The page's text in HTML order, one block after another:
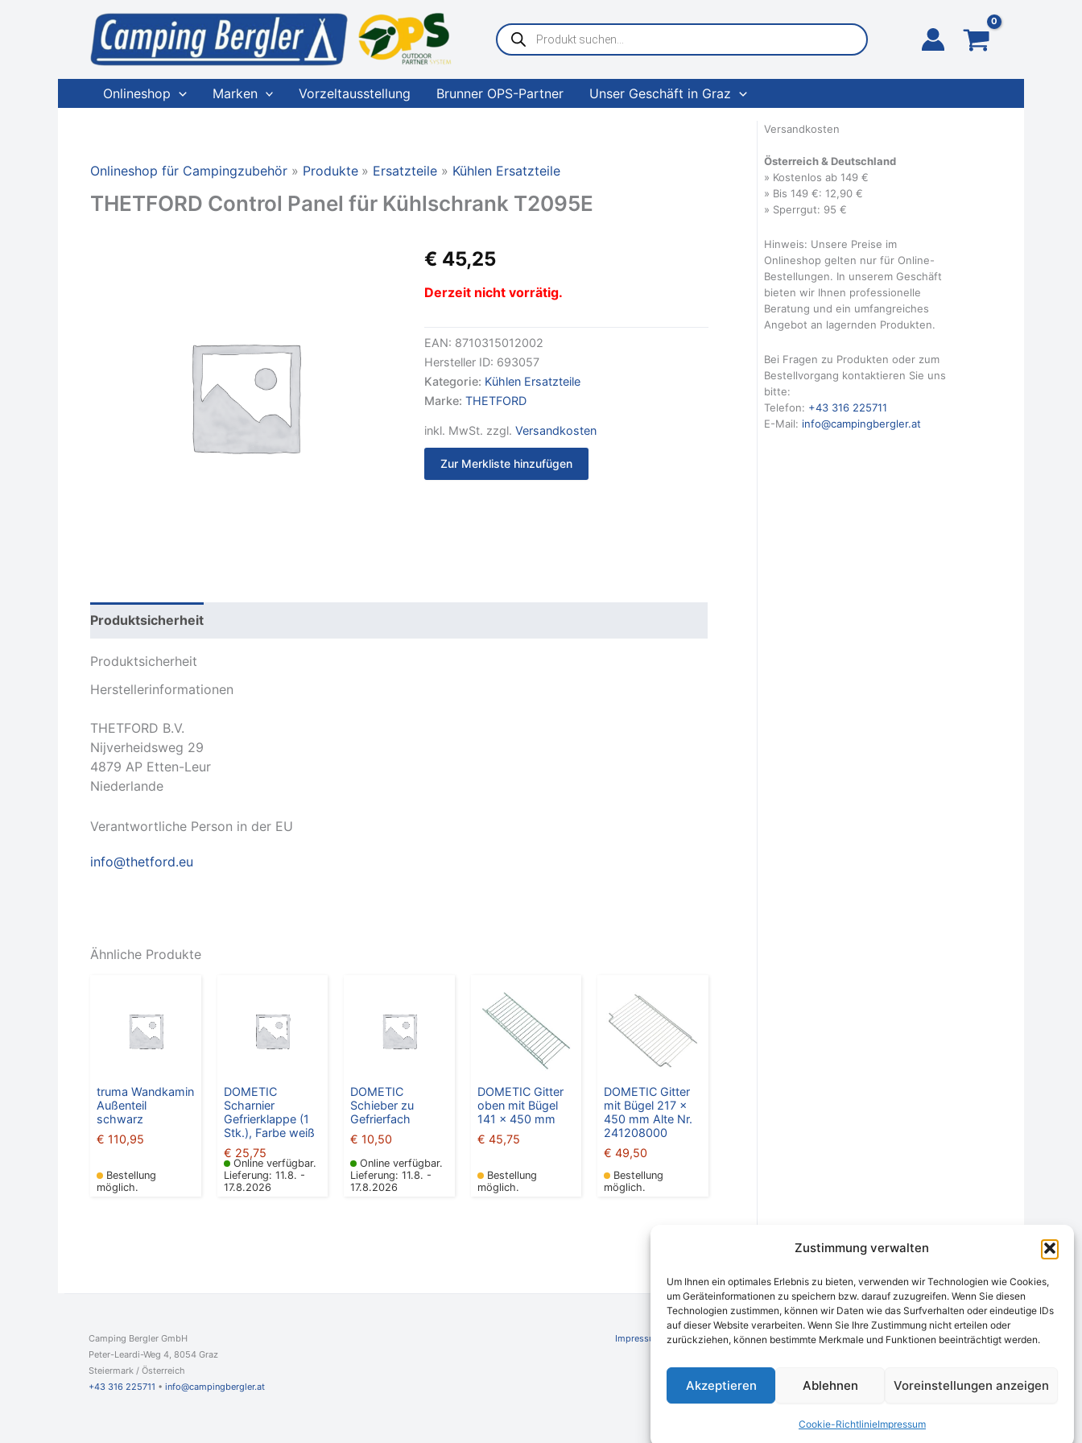
Zustimmung verwalten
Um Ihnen ein optimales Erlebnis zu bieten, verwenden wir Technologien wie Cookies,
um Geräteinformationen zu speichern bzw. darauf zuzugreifen. Wenn Sie diesen
Technologien zustimmen, können wir Daten wie das Surfverhalten oder eindeutige IDs
auf dieser Website verarbeiten. Wenn Sie Ihre Zustimmung nicht erteilen oder
zurückziehen, können bestimmte Merkmale und Funktionen beeinträchtigt werden.
Akzeptieren Ablehnen Voreinstellungen anzeigen
Cookie-RichtlinieImpressum
Products
search
Onlineshop Marken Vorzeltausstellung Brunner OPS-Partner Unser Geschäft in Graz
Onlineshop für Campingzubehör Produkte Ersatzteile Kühlen Ersatzteile
THETFORD Control Panel für Kühlschrank T2095E
€ 45,25
Derzeit nicht vorrätig.
EAN: 8710315012002
Hersteller ID: 693057
Kategorie: Kühlen Ersatzteile
Marke: THETFORD
inkl. MwSt. zzgl. Versandkosten
Zur Merkliste hinzufügen
Produktsicherheit
Produktsicherheit
Herstellerinformationen
THETFORD B.V.
Nijverheidsweg 29
4879 AP Etten-Leur
Niederlande
Verantwortliche Person in der EU
info@thetford.eu
Ähnliche Produkte
truma Wandkamin
Außenteil
schwarz
€ 110,95
Bestellung
möglich.
DOMETIC
Scharnier
Gefrierklappe (1
Stk.), Farbe weiß
€ 25,75
Online verfügbar.
Lieferung: 11.8. -
17.8.2026
DOMETIC
Schieber zu
Gefrierfach
€ 10,50
Online verfügbar.
Lieferung: 11.8. -
17.8.2026
DOMETIC Gitter
oben mit Bügel
141 x 450 mm
€ 45,75
Bestellung
möglich.
DOMETIC Gitter
mit Bügel 217 x
450 mm Alte Nr.
241208000
€ 49,50
Bestellung
möglich.
Versandkosten
Österreich & Deutschland
» Kostenlos ab 149 €
» Bis 149 €: 12,90 €
» Sperrgut: 95 €
Hinweis: Unsere Preise im
Onlineshop gelten nur für Online-
Bestellungen. In unserem Geschäft
bieten wir Ihnen professionelle
Beratung und ein umfangreiches
Angebot an lagernden Produkten.
Bei Fragen zu Produkten oder zum
Bestellvorgang kontaktieren Sie uns
bitte:
Telefon: +43 316 225711
E-Mail: info@campingbergler.at
Camping Bergler GmbH
Peter-Leardi-Weg 4, 8054 Graz
Steiermark / Österreich​
+43 316 225711 ​ • info@campingbergler.at​
Impressum AGB Schlichtungsstelle Widerrufsrecht und Formular
Datenschutzerklärung